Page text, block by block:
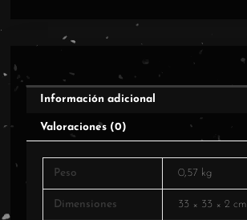
Información adicional
Valoraciones (0)
Peso 0,57 kg
Dimensiones 33 × 33 × 2 cm